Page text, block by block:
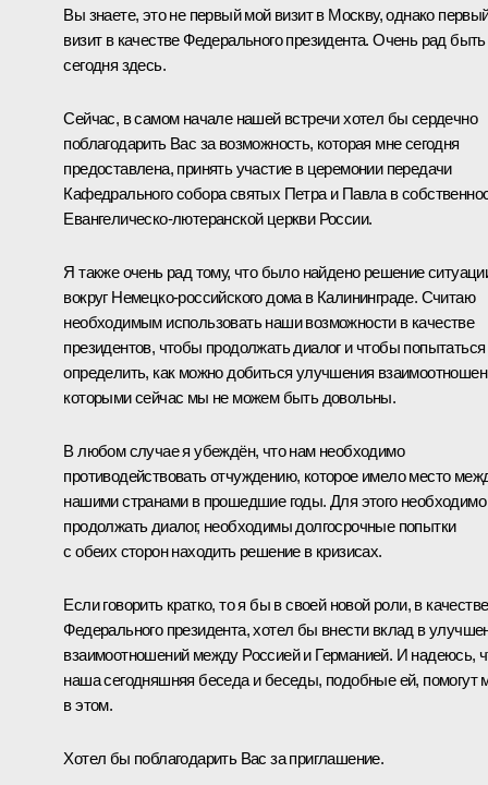
Вы знаете, это не первый мой визит в Москву, однако
визит в качестве Федерального президента. Очень рад быть
сегодня здесь.
Сейчас, в самом начале нашей встречи хотел бы сердечно
поблагодарить Вас за возможность, которая мне сегодня
предоставлена, принять участие в церемонии передачи
Кафедрального собора святых Петра и Павла в
Евангелическо-лютеранской церкви России.
Я также очень рад тому, что было найдено решение
вокруг Немецко-российского дома в Калининграде. Считаю
необходимым использовать наши возможности в качестве
президентов, чтобы продолжать диалог и чтобы попытаться
определить, как можно добиться улучшения
которыми сейчас мы не можем быть довольны.
В любом случае я убеждён, что нам необходимо
противодействовать отчуждению, которое имело место
нашими странами в прошедшие годы. Для этого необходимо
продолжать диалог, необходимы долгосрочные попытки
с обеих сторон находить решение в кризисах.
Если говорить кратко, то я бы в своей новой роли, в качестве
Федерального президента, хотел бы внести вклад в
взаимоотношений между Россией и Германией. И надеюсь,
наша сегодняшняя беседа и беседы, подобные ей, помогут
в этом.
Хотел бы поблагодарить Вас за приглашение.